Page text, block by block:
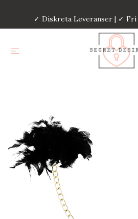
✓ Diskreta Leveranser | ✓